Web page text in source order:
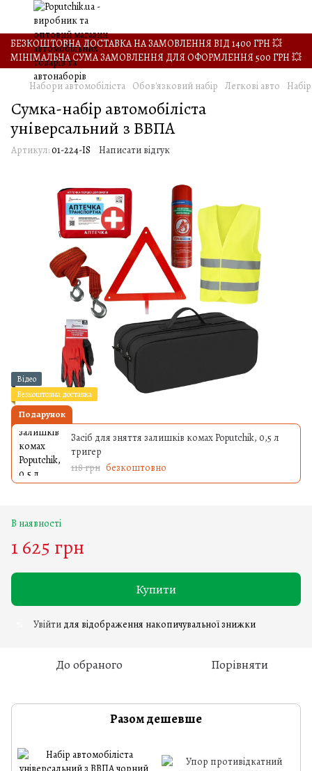
БЕЗКОШТОВНА ДОСТАВКА НА ЗАМОВЛЕННЯ ВІД 1400 ГРН 💥
МІНІМАЛЬНА СУМА ЗАМОВЛЕННЯ ДЛЯ ОФОРМЛЕННЯ 500 ГРН 💥
Набори автомобіліста Обов'язковий набір Легкові авто
Сумка-набір автомобіліста
універсальний з ВВПА
Артикул:01-224-IS Написати відгук
Відео
Безкоштовна доставка
Подарунок
Засіб для зняття залишків комах Poputchik, 0,5 л
тригер
118 грн безкоштовно
В наявності
1 625 грн
Купити
Увійти для відображення накопичувальної знижки
До обраного Порівняти
Разом дешевше